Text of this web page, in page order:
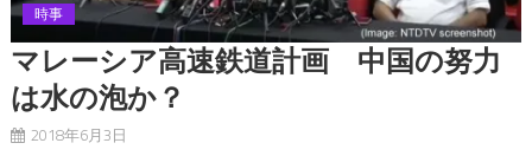
時事
マレーシア高速鉄道計画 中国の努力
は水の泡か？
2018年6月3日